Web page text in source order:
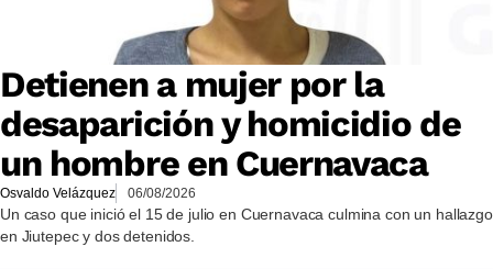
Detienen a mujer por la
desaparición y homicidio de
un hombre en Cuernavaca
Osvaldo Velázquez 06/08/2026
Un caso que inició el 15 de julio en Cuernavaca culmina con un hallazgo
en Jiutepec y dos detenidos.